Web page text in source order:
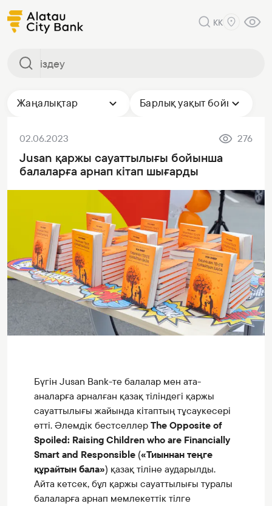
KK
Жаңалықтар Барлық уақыт бойы
02.06.2023 276
Jusan қаржы сауаттылығы бойынша
балаларға арнап кітап шығарды
Бүгін Jusan Bank-те балалар мен ата-
аналарға арналған қазақ тіліндегі қаржы
сауаттылығы жайында кітаптың тұсаукесері
өтті. Әлемдік бестселлерThe Opposite of
Spoiled: Raising Children who are Financially
Smart and Responsible («Тиыннан теңге
құрайтын бала») қазақ тіліне аударылды.
Айта кетсек, бұл қаржы сауаттылығы туралы
балаларға арнап мемлекеттік тілге